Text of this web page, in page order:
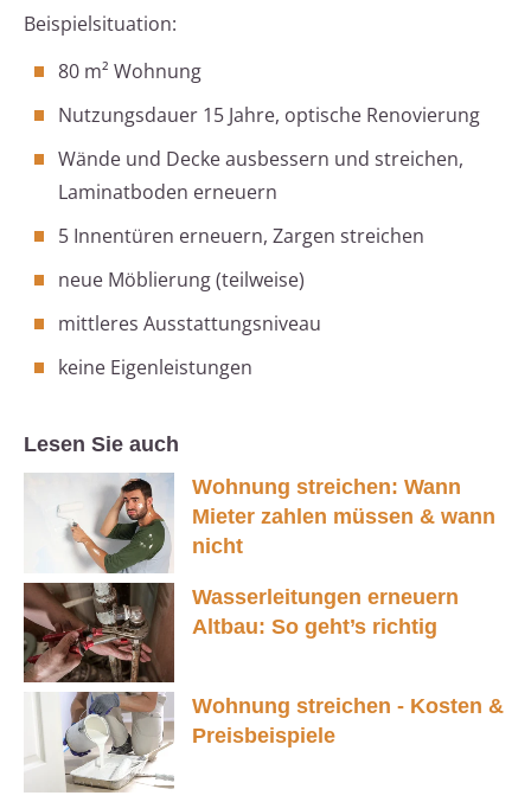
Beispielsituation:
80 m² Wohnung
Nutzungsdauer 15 Jahre, optische Renovierung
Wände und Decke ausbessern und streichen,
Laminatboden erneuern
5 Innentüren erneuern, Zargen streichen
neue Möblierung (teilweise)
mittleres Ausstattungsniveau
keine Eigenleistungen
Lesen Sie auch
Wohnung streichen: Wann
Mieter zahlen müssen & wann
nicht
Wasserleitungen erneuern
Altbau: So geht’s richtig
Wohnung streichen - Kosten &
Preisbeispiele